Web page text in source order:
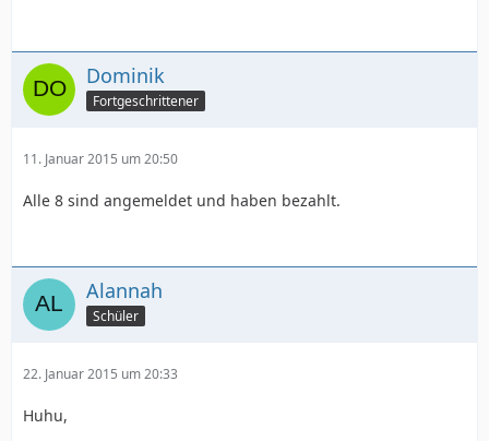
Dominik
Fortgeschrittener
11. Januar 2015 um 20:50
Alle 8 sind angemeldet und haben bezahlt.
Alannah
Schüler
22. Januar 2015 um 20:33
Huhu,